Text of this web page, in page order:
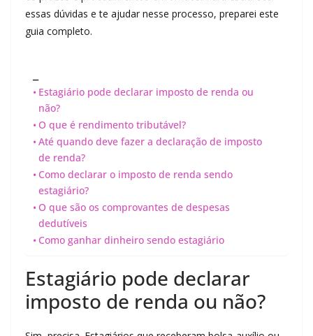
essas dúvidas e te ajudar nesse processo, preparei este
guia completo.
Estagiário pode declarar imposto de renda ou
não?
O que é rendimento tributável?
Até quando deve fazer a declaração de imposto
de renda?
Como declarar o imposto de renda sendo
estagiário?
O que são os comprovantes de despesas
dedutíveis
Como ganhar dinheiro sendo estagiário
Estagiário pode declarar
imposto de renda ou não?